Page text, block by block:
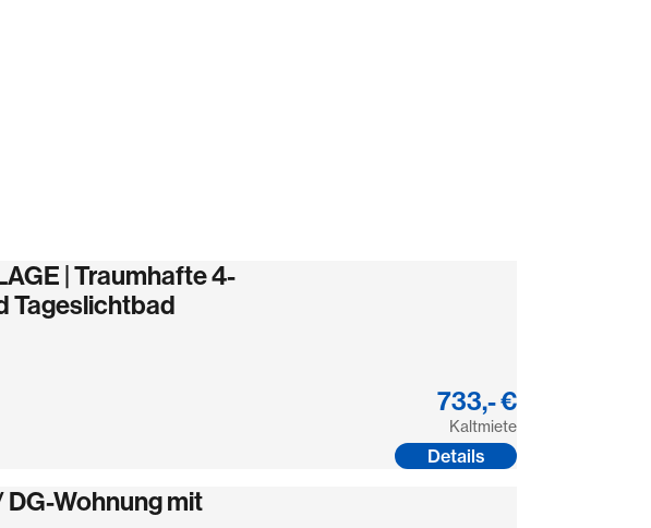
| Traumhafte 4-
Tageslichtbad
733,- €
Kaltmiete
Details
DG-Wohnung mit